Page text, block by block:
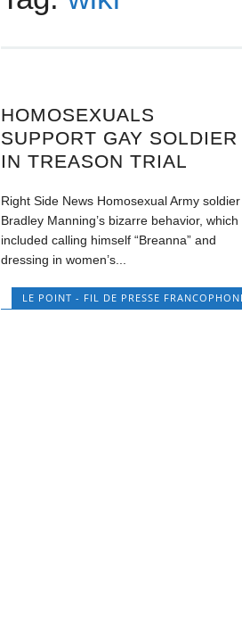
HOMOSEXUALS
SUPPORT GAY SOLDIER
IN TREASON TRIAL
Right Side News Homosexual Army soldier
Bradley Manning’s bizarre behavior, which
included calling himself “Breanna” and
dressing in women’s...
LE POINT - FIL DE PRESSE